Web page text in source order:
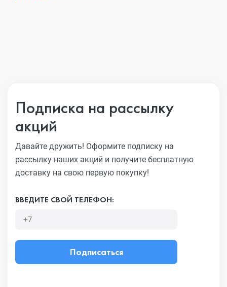
Подписка на рассылку
акций
Давайте дружить! Оформите подписку на
рассылку наших акций и получите бесплатную
доставку на свою первую покупку!
ВВЕДИТЕ СВОЙ ТЕЛЕФОН:
Подписаться